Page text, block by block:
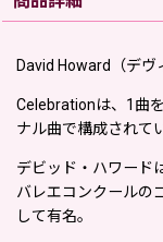
David Howard（デヴ
Celebrationは、1曲
ナル曲で構成されて
デビッド・ハワード
バレエコンクールの
して有名。